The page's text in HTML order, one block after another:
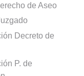
de Aseo
Decreto de
P. de